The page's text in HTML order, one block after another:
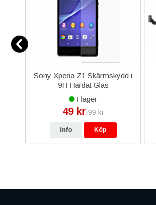
Sony Xperia Z1 Skärmskydd i
9H Härdat Glas
I lager
49 kr 99 kr
Info Köp